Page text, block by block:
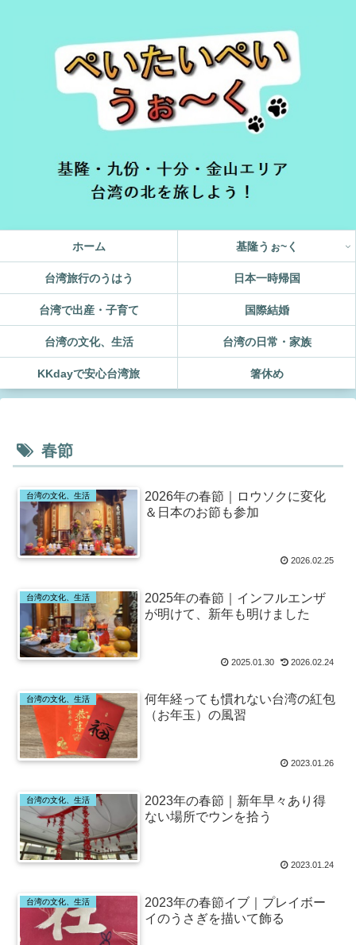
ホーム 基隆うぉ~く
台湾旅行のうはう 日本一時帰国
台湾で出産・子育て 国際結婚
台湾の文化、生活 台湾の日常・家族
KKdayで安心台湾旅 箸休め
春節
台湾の文化、生活
2026年の春節｜ロウソクに変化
＆日本のお節も参加
2026.02.25
台湾の文化、生活
2025年の春節｜インフルエンザ
が明けて、新年も明けました
2025.01.30 2026.02.24
台湾の文化、生活
何年経っても慣れない台湾の紅包
（お年玉）の風習
2023.01.26
台湾の文化、生活
2023年の春節｜新年早々あり得
ない場所でウンを拾う
2023.01.24
台湾の文化、生活
2023年の春節イブ｜プレイボー
イのうさぎを描いて飾る